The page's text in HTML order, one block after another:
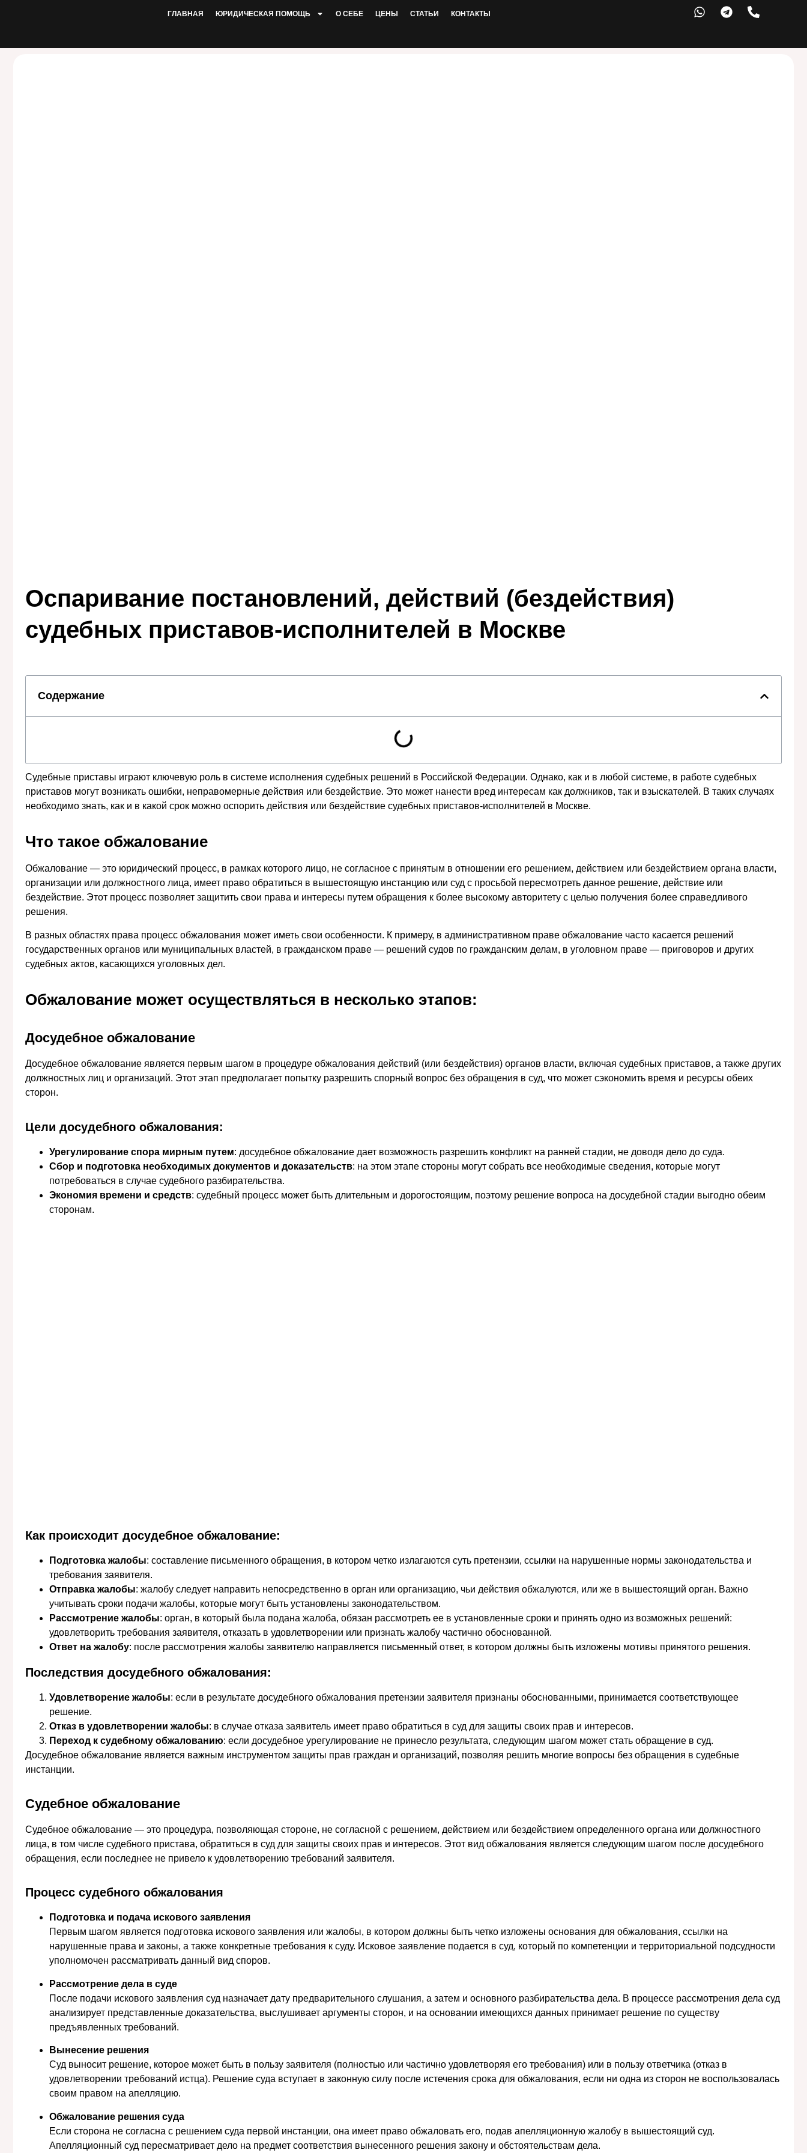
ГЛАВНАЯ ЮРИДИЧЕСКАЯ ПОМОЩЬ О СЕБЕ ЦЕНЫ СТАТЬИ КОНТАКТЫ
Оспаривание постановлений, действий (бездействия)
судебных приставов-исполнителей в Москве
Содержание
Судебные приставы играют ключевую роль в системе исполнения судебных решений в Российской Федерации. Однако, как и в любой системе, в работе судебных
приставов могут возникать ошибки, неправомерные действия или бездействие. Это может нанести вред интересам как должников, так и взыскателей. В таких случаях
необходимо знать, как и в какой срок можно оспорить действия или бездействие судебных приставов-исполнителей в Москве.
Что такое обжалование
Обжалование — это юридический процесс, в рамках которого лицо, не согласное с принятым в отношении его решением, действием или бездействием органа власти,
организации или должностного лица, имеет право обратиться в вышестоящую инстанцию или суд с просьбой пересмотреть данное решение, действие или
бездействие. Этот процесс позволяет защитить свои права и интересы путем обращения к более высокому авторитету с целью получения более справедливого
решения.
В разных областях права процесс обжалования может иметь свои особенности. К примеру, в административном праве обжалование часто касается решений
государственных органов или муниципальных властей, в гражданском праве — решений судов по гражданским делам, в уголовном праве — приговоров и других
судебных актов, касающихся уголовных дел.
Обжалование может осуществляться в несколько этапов:
Досудебное обжалование
Досудебное обжалование является первым шагом в процедуре обжалования действий (или бездействия) органов власти, включая судебных приставов, а также других
должностных лиц и организаций. Этот этап предполагает попытку разрешить спорный вопрос без обращения в суд, что может сэкономить время и ресурсы обеих
сторон.
Цели досудебного обжалования:
Урегулирование спора мирным путем: досудебное обжалование дает возможность разрешить конфликт на ранней стадии, не доводя дело до суда.
Сбор и подготовка необходимых документов и доказательств: на этом этапе стороны могут собрать все необходимые сведения, которые могут
потребоваться в случае судебного разбирательства.
Экономия времени и средств: судебный процесс может быть длительным и дорогостоящим, поэтому решение вопроса на досудебной стадии выгодно обеим
сторонам.
Как происходит досудебное обжалование:
Подготовка жалобы: составление письменного обращения, в котором четко излагаются суть претензии, ссылки на нарушенные нормы законодательства и
требования заявителя.
Отправка жалобы: жалобу следует направить непосредственно в орган или организацию, чьи действия обжалуются, или же в вышестоящий орган. Важно
учитывать сроки подачи жалобы, которые могут быть установлены законодательством.
Рассмотрение жалобы: орган, в который была подана жалоба, обязан рассмотреть ее в установленные сроки и принять одно из возможных решений:
удовлетворить требования заявителя, отказать в удовлетворении или признать жалобу частично обоснованной.
Ответ на жалобу: после рассмотрения жалобы заявителю направляется письменный ответ, в котором должны быть изложены мотивы принятого решения.
Последствия досудебного обжалования:
Удовлетворение жалобы: если в результате досудебного обжалования претензии заявителя признаны обоснованными, принимается соответствующее
решение.
Отказ в удовлетворении жалобы: в случае отказа заявитель имеет право обратиться в суд для защиты своих прав и интересов.
Переход к судебному обжалованию: если досудебное урегулирование не принесло результата, следующим шагом может стать обращение в суд.
Досудебное обжалование является важным инструментом защиты прав граждан и организаций, позволяя решить многие вопросы без обращения в судебные
инстанции.
Судебное обжалование
Судебное обжалование — это процедура, позволяющая стороне, не согласной с решением, действием или бездействием определенного органа или должностного
лица, в том числе судебного пристава, обратиться в суд для защиты своих прав и интересов. Этот вид обжалования является следующим шагом после досудебного
обращения, если последнее не привело к удовлетворению требований заявителя.
Процесс судебного обжалования
Подготовка и подача искового заявления
Первым шагом является подготовка искового заявления или жалобы, в котором должны быть четко изложены основания для обжалования, ссылки на
нарушенные права и законы, а также конкретные требования к суду. Исковое заявление подается в суд, который по компетенции и территориальной подсудности
уполномочен рассматривать данный вид споров.
Рассмотрение дела в суде
После подачи искового заявления суд назначает дату предварительного слушания, а затем и основного разбирательства дела. В процессе рассмотрения дела суд
анализирует представленные доказательства, выслушивает аргументы сторон, и на основании имеющихся данных принимает решение по существу
предъявленных требований.
Вынесение решения
Суд выносит решение, которое может быть в пользу заявителя (полностью или частично удовлетворяя его требования) или в пользу ответчика (отказ в
удовлетворении требований истца). Решение суда вступает в законную силу после истечения срока для обжалования, если ни одна из сторон не воспользовалась
своим правом на апелляцию.
Обжалование решения суда
Если сторона не согласна с решением суда первой инстанции, она имеет право обжаловать его, подав апелляционную жалобу в вышестоящий суд.
Апелляционный суд пересматривает дело на предмет соответствия вынесенного решения закону и обстоятельствам дела.